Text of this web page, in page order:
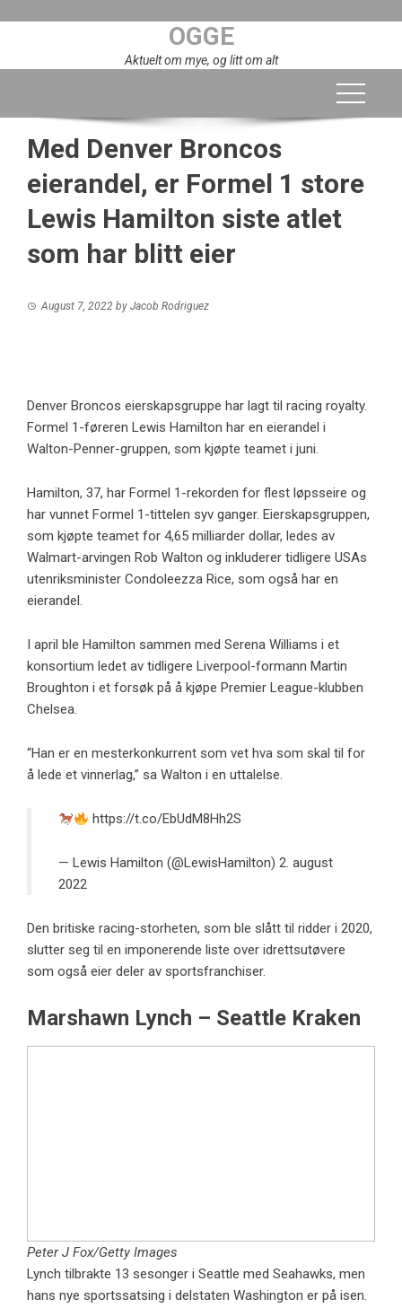
OGGE
Aktuelt om mye, og litt om alt
Med Denver Broncos
eierandel, er Formel 1 store
Lewis Hamilton siste atlet
som har blitt eier
August 7, 2022 by Jacob Rodriguez
Denver Broncos eierskapsgruppe har lagt til racing royalty.
Formel 1-føreren Lewis Hamilton har en eierandel i
Walton-Penner-gruppen, som kjøpte teamet i juni.
Hamilton, 37, har Formel 1-rekorden for flest løpsseire og
har vunnet Formel 1-tittelen syv ganger. Eierskapsgruppen,
som kjøpte teamet for 4,65 milliarder dollar, ledes av
Walmart-arvingen Rob Walton og inkluderer tidligere USAs
utenriksminister Condoleezza Rice, som også har en
eierandel.
I april ble Hamilton sammen med Serena Williams i et
konsortium ledet av tidligere Liverpool-formann Martin
Broughton i et forsøk på å kjøpe Premier League-klubben
Chelsea.
“Han er en mesterkonkurrent som vet hva som skal til for
å lede et vinnerlag,” sa Walton i en uttalelse.
https://t.co/EbUdM8Hh2S
— Lewis Hamilton (@LewisHamilton) 2. august
2022
Den britiske racing-storheten, som ble slått til ridder i 2020,
slutter seg til en imponerende liste over idrettsutøvere
som også eier deler av sportsfranchiser.
Marshawn Lynch – Seattle Kraken
Peter J Fox/Getty Images
Lynch tilbrakte 13 sesonger i Seattle med Seahawks, men
hans nye sportssatsing i delstaten Washington er på isen.